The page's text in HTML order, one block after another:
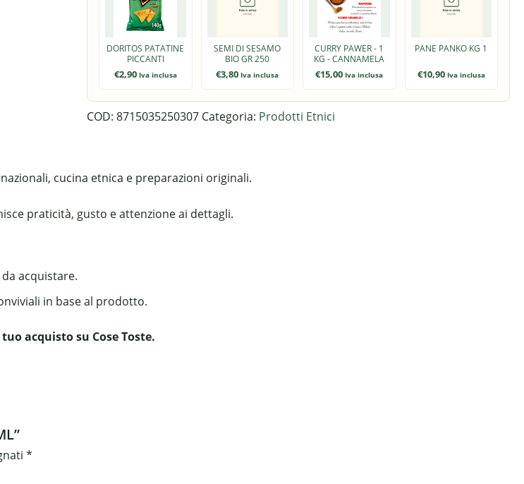
DORITOS PATATINE
PICCANTI
€2,90 Iva inclusa
SEMI DI SESAMO
BIO GR 250
€3,80 Iva inclusa
CURRY PAWER - 1
KG - CANNAMELA
€15,00 Iva inclusa
PANE PANKO KG 1
€10,90 Iva inclusa
COD:8715035250307 Categoria: Prodotti Etnici
cucina etnica e preparazioni originali.
praticità, gusto e attenzione ai dettagli.
acquistare.
in base al prodotto.
tuo acquisto su Cose Toste.
*